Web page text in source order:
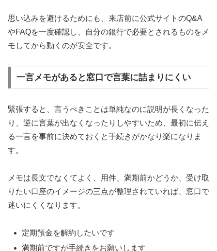
思い込みを避けるためにも、来店前に公式サイトのQ&A
やFAQを一度確認し、自分の銀行で必要とされるものをメ
モしてから動くのが安全です。
一言メモがあると窓口で言葉に詰まりにくい
緊張すると、言うべきことは単純なのに説明が長くなった
り、逆に言葉が出なくなったりしやすいため、最初に伝え
る一言を事前に決めておくと手続きがかなり楽になりま
す。
メモは長文でなくてよく、用件、満期前かどうか、受け取
りたい口座のイメージの三点が整理されていれば、窓口で
迷いにくくなります。
定期預金を解約したいです
満期前ですが手続きをお願いします